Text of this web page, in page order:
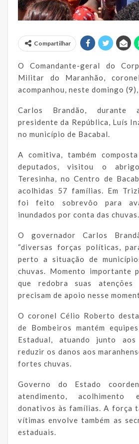
Compartilhar
O Comandante-geral do
Militar do Maranhão,
acompanhou, neste domingo
Carlos Brandão, durante
presidente da República, Luís
no município de Bacabal.
A comitiva, também
deputados, visitou o
Teresinha, no Centro de
acolhidas 57 famílias. Em
foi feito sobrevôo para
inundados por conta das chuvas.
O governador Carlos
“diversas forças políticas,
perto a situação de
chuvas. Momento importante
que redobra suas
precisam de apoio nesse
O coronel Célio Roberto
de Bombeiros mantém
Estadual, atuando junto aos
reduzir os danos aos
fortes chuvas.
Governo do Estado
atendimento,
donativos às famílias. A força
vítimas envolve também as
estaduais.